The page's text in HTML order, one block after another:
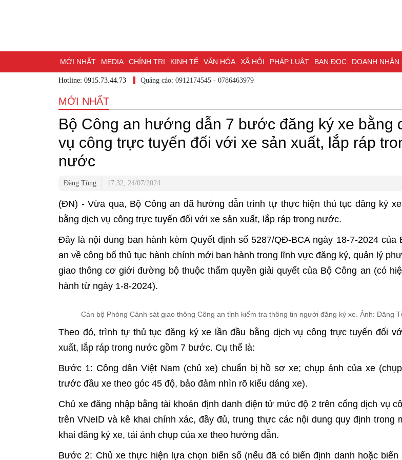
MỚI NHẤT MEDIA CHÍNH TRỊ KINH TẾ VĂN HÓA XÃ HỘI PHÁP LUẬT BẠN ĐỌC DOANH
DU LỊCH - ẨM THỰC CHUYỂN ĐỔI SỐ THỂ THAO ĐỒNG NAI & NGHỊ QUYẾT 57
ĐẶT BÁO BẠN CẦN BIẾT
MỘT LƯỚT HIỂU LUẬT NHỊP CẦU NHÂN ÁI THÀNH PHỐ ĐỒNG NAI
Hotline: 0915.73.44.73 Quảng cáo: 0912174545 - 0786463979
MỚI NHẤT
Bộ Công an hướng dẫn 7 bước đăng ký xe bằng
vụ công trực tuyến đối với xe sản xuất, lắp ráp
nước
Đăng Tùng 17:32, 24/07/2024
(ĐN) - Vừa qua, Bộ Công an đã hướng dẫn trình tự thực hiện thủ tục đăng ký
bằng dịch vụ công trực tuyến đối với xe sản xuất, lắp ráp trong nước.
Đây là nội dung ban hành kèm Quyết định số 5287/QĐ-BCA ngày 18-7-2024 của
an về công bố thủ tục hành chính mới ban hành trong lĩnh vực đăng ký, quản lý
giao thông cơ giới đường bộ thuộc thẩm quyền giải quyết của Bộ Công an (có
hành từ ngày 1-8-2024).
Cán bộ Phòng Cảnh sát giao thông Công an tỉnh kiểm tra thông tin người đăng ký xe. Ảnh: Đăng
Theo đó, trình tự thủ tục đăng ký xe lần đầu bằng dịch vụ công trực tuyến đối
xuất, lắp ráp trong nước gồm 7 bước. Cụ thể là:
Bước 1: Công dân Việt Nam (chủ xe) chuẩn bị hồ sơ xe; chụp ảnh của xe
trước đầu xe theo góc 45 độ, bảo đảm nhìn rõ kiểu dáng xe).
Chủ xe đăng nhập bằng tài khoản định danh điện tử mức độ 2 trên cổng dịch vụ
trên VNeID và kê khai chính xác, đầy đủ, trung thực các nội dung quy định trong
khai đăng ký xe, tải ảnh chụp của xe theo hướng dẫn.
Bước 2: Chủ xe thực hiện lựa chọn biển số (nếu đã có biển định danh hoặc biển